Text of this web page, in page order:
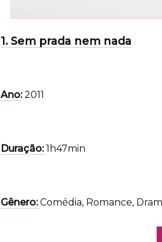
1. Sem prada nem nada
Ano:2011
Duração:1h47min
Gênero:Comédia, Romance,